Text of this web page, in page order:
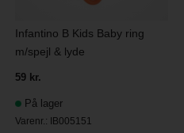
Infantino B Kids Baby ring
m/spejl & lyde
59 kr.
På lager
Varenr.: IB005151